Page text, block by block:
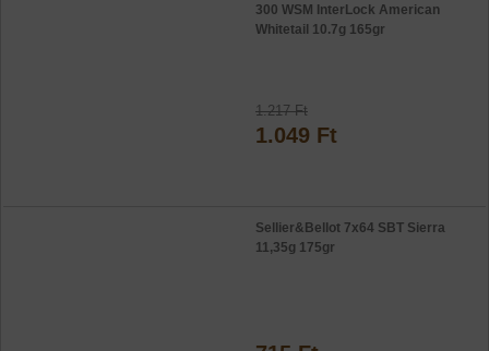
300 WSM InterLock American
Whitetail 10.7g 165gr
1.217 Ft
1.049 Ft
Sellier&Bellot 7x64 SBT Sierra
11,35g 175gr